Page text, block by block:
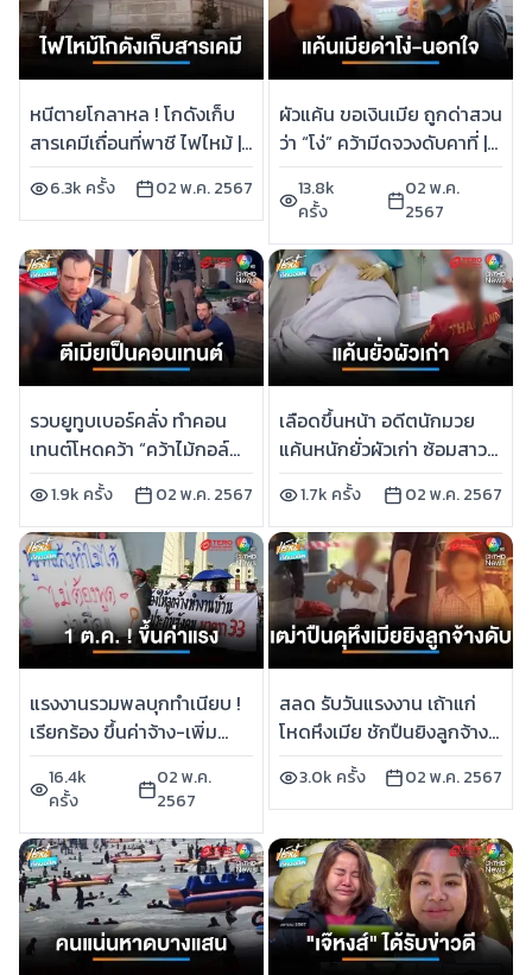
หนีตายโกลาหล ! โกดังเก็บ
สารเคมีเถื่อนที่พาชี ไฟไหม้ |
เช้านี้ที่หมอชิต
6.3k ครั้ง 02 พ.ค. 2567
ผัวแค้น ขอเงินเมีย ถูกด่าสวน
ว่า “โง่” คว้ามีดจวงดับคาที่ |
เช้านี้ที่หมอชิต
13.8k
ครั้ง
02 พ.ค.
2567
รวบยูทูบเบอร์คลั่ง ทำคอน
เทนต์โหดคว้า “คว้าไม้กอล์ฟ
ตีเมีย” เจ็บ| เช้านี้ที่หมอชิต
1.9k ครั้ง 02 พ.ค. 2567
เลือดขึ้นหน้า อดีตนักมวย
แค้นหนักยั่วผัวเก่า ซ้อมสาว
15 เจ็บปางตาย | เช้านี้ที่
หมอชิต
1.7k ครั้ง 02 พ.ค. 2567
แรงงานรวมพลบุกทำเนียบ !
เรียกร้อง ขึ้นค่าจ้าง-เพิ่ม
สวัสดิการ | เช้านี้ที่หมอชิต
16.4k
ครั้ง
02 พ.ค.
2567
สลด รับวันแรงงาน เถ้าแก่
โหดหึงเมีย ชักปืนยิงลูกจ้าง
ดับ | เช้านี้ที่หมอชิต
3.0k ครั้ง 02 พ.ค. 2567